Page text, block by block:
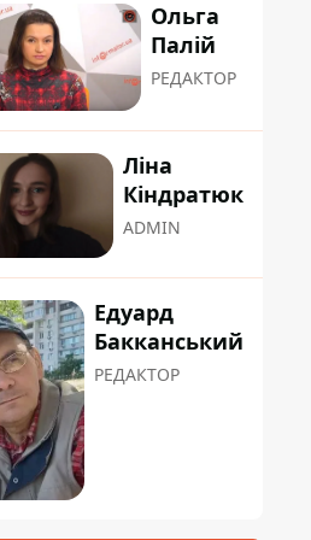
Ольга
Палій
РЕДАКТОР
Ліна
Кіндратюк
ADMIN
Едуард
Бакканський
РЕДАКТОР